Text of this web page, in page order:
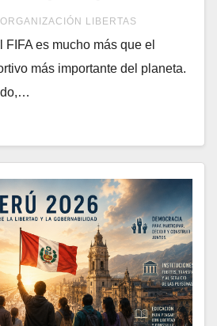
ORGANIZACIÓN LIBERTAS
es mucho más que el
más importante del planeta.